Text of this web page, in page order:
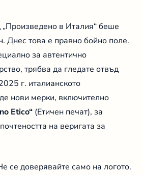
в Италия“ беше
Днес това е правно бойно поле.
за автентично
трябва да гледате отвъд
г. италианското
нови мерки, включително
Etico“ (Етичен печат), за
на веригата за
се доверявайте само на логото.